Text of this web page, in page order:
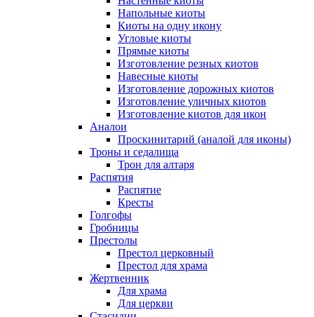
Напольные киоты
Киоты на одну икону
Угловые киоты
Прямые киоты
Изготовление резных киотов
Навесные киоты
Изготовление дорожных киотов
Изготовление уличных киотов
Изготовление киотов для икон
Аналои
Проскинитарий (аналой для иконы)
Троны и седалища
Трон для алтаря
Распятия
Распятие
Кресты
Голгофы
Гробницы
Престолы
Престол церковный
Престол для храма
Жертвенник
Для храма
Для церкви